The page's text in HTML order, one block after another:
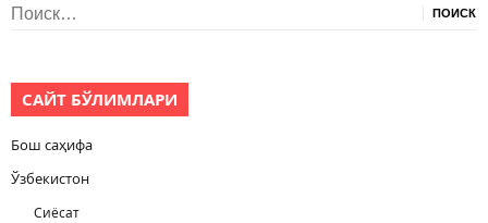
Найти:
САЙТ БЎЛИМЛАРИ
Бош саҳифа
Ўзбекистон
Сиёсат